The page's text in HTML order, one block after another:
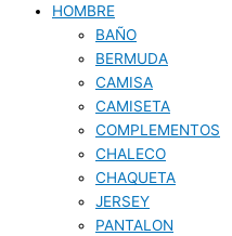
HOMBRE
BAÑO
BERMUDA
CAMISA
CAMISETA
COMPLEMENTOS
CHALECO
CHAQUETA
JERSEY
PANTALON